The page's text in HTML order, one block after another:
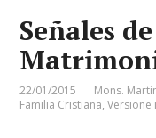
Señales
22/01/2015 Mons.
Familia Cristiana,Versione